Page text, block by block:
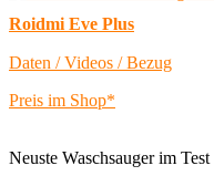
Roidmi Eve Plus
Daten / Videos / Bezug
Preis im Shop*
Neuste Waschsauger im Test